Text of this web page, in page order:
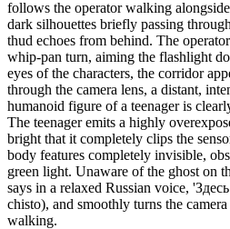
follows the operator walking
dark silhouettes briefly passing
thud echoes from behind. The
whip-pan turn, aiming the flashlight
eyes of the characters, the corridor
through the camera lens, a distant,
humanoid figure of a teenager is
The teenager emits a highly
bright that it completely clips the
body features completely invisible,
green light. Unaware of the ghost on
says in a relaxed Russian voice,
chisto), and smoothly turns the
walking.